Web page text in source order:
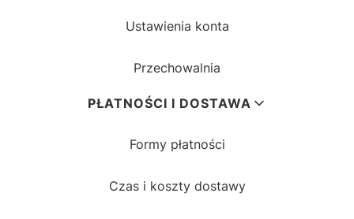
Ustawienia konta
Przechowalnia
PŁATNOŚCI I DOSTAWA
Formy płatności
Czas i koszty dostawy